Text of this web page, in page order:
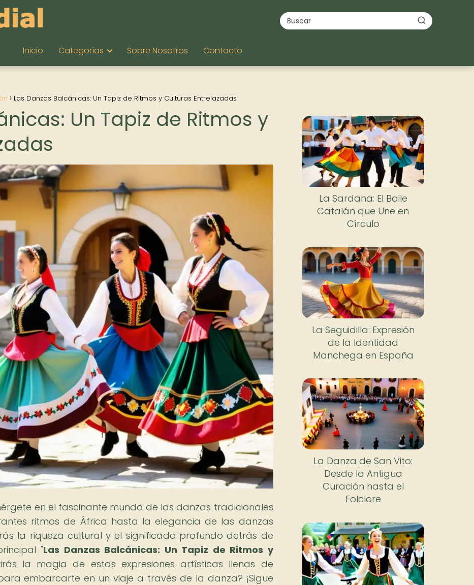
Inicio Categorías Sobre Nosotros Contacto
Las Danzas Balcánicas: Un Tapiz de Ritmos y Culturas Entrelazadas
Un Tapiz de Ritmos y
en el fascinante mundo de las danzas tradicionales
ritmos de África hasta la elegancia de las danzas
la riqueza cultural y el significado profundo detrás de
"Las Danzas Balcánicas: Un Tapiz de Ritmos y
la magia de estas expresiones artísticas llenas de
embarcarte en un viaje a través de la danza? ¡Sigue
La Sardana: El Baile
Catalán que Une en
Círculo
La Seguidilla: Expresión
de la Identidad
Manchega en España
La Danza de San Vito:
Desde la Antigua
Curación hasta el
Folclore